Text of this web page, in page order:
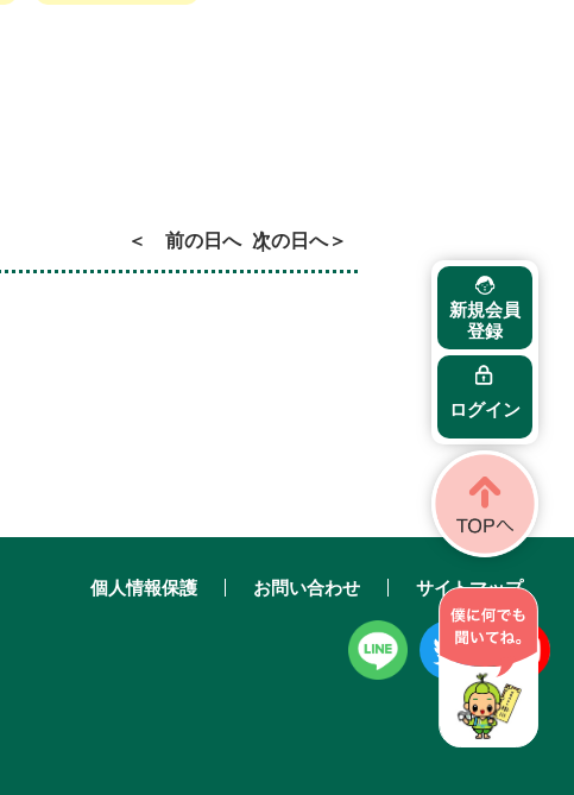
前の日へ 次の日へ
新規会員
登録
ログイン
個人情報保護 お問い合わせ サイトマップ